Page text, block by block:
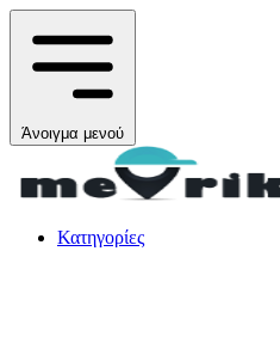
Άνοιγμα μενού
Κατηγορίες